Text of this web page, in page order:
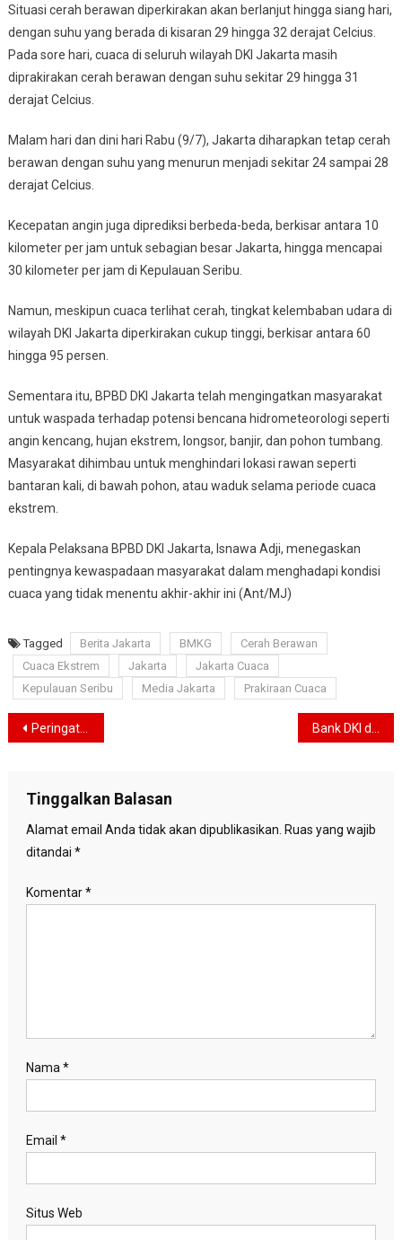
Situasi cerah berawan diperkirakan akan berlanjut hingga siang hari,
dengan suhu yang berada di kisaran 29 hingga 32 derajat Celcius.
Pada sore hari, cuaca di seluruh wilayah DKI Jakarta masih
diprakirakan cerah berawan dengan suhu sekitar 29 hingga 31
derajat Celcius.
Malam hari dan dini hari Rabu (9/7), Jakarta diharapkan tetap cerah
berawan dengan suhu yang menurun menjadi sekitar 24 sampai 28
derajat Celcius.
Kecepatan angin juga diprediksi berbeda-beda, berkisar antara 10
kilometer per jam untuk sebagian besar Jakarta, hingga mencapai
30 kilometer per jam di Kepulauan Seribu.
Namun, meskipun cuaca terlihat cerah, tingkat kelembaban udara di
wilayah DKI Jakarta diperkirakan cukup tinggi, berkisar antara 60
hingga 95 persen.
Sementara itu, BPBD DKI Jakarta telah mengingatkan masyarakat
untuk waspada terhadap potensi bencana hidrometeorologi seperti
angin kencang, hujan ekstrem, longsor, banjir, dan pohon tumbang.
Masyarakat dihimbau untuk menghindari lokasi rawan seperti
bantaran kali, di bawah pohon, atau waduk selama periode cuaca
ekstrem.
Kepala Pelaksana BPBD DKI Jakarta, Isnawa Adji, menegaskan
pentingnya kewaspadaan masyarakat dalam menghadapi kondisi
cuaca yang tidak menentu akhir-akhir ini (Ant/MJ)
Tagged Berita Jakarta BMKG
Cerah Berawan
Cuaca Ekstrem
Jakarta
Jakarta Cuaca
Kepulauan Seribu
Media Jakarta Prakiraan Cuaca
Navigasi
Peringatan IQ Air: Udara Jakarta Kembali Tidak Sehat, Ini Rekomendasi Penting..
Tinggalkan Balasan
Alamat email Anda tidak akan dipublikasikan. Ruas yang wajib
ditandai *
Komentar*
Nama *
Email *
Situs Web